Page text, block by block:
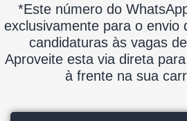
*Este número do
exclusivamente para o envio
candidaturas às vagas
Aproveite esta via direta
à frente na sua